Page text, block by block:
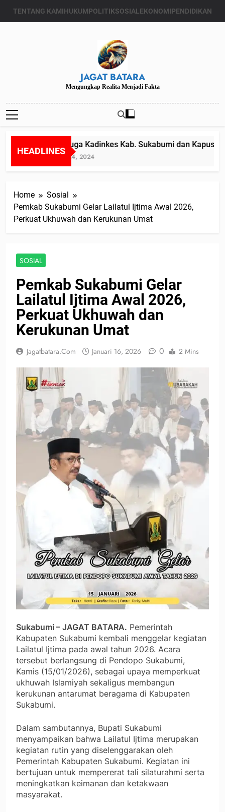
TENTANG KAMIHUKUMPOLITIKSOSIALEKONOMIPENDIDIKAN
JAGAT BATARA
Mengungkap Realita Menjadi Fakta
HEADLINES
Diduga Kadinkes Kab. Sukabumi dan
Juli 24, 2024
Home
Sosial
Pemkab Sukabumi Gelar Lailatul Ijtima Awal 2026,
Perkuat Ukhuwah dan Kerukunan Umat
SOSIAL
Pemkab Sukabumi Gelar
Lailatul Ijtima Awal 2026,
Perkuat Ukhuwah dan
Kerukunan Umat
Jagatbatara.com Januari 16, 2026 0 2 Mins
Sukabumi – JAGAT BATARA. Pemerintah
Kabupaten Sukabumi kembali menggelar kegiatan
Lailatul Ijtima pada awal tahun 2026. Acara
tersebut berlangsung di Pendopo Sukabumi,
Kamis (15/01/2026), sebagai upaya memperkuat
ukhuwah Islamiyah sekaligus membangun
kerukunan antarumat beragama di Kabupaten
Sukabumi.
Dalam sambutannya, Bupati Sukabumi
menyampaikan bahwa Lailatul Ijtima merupakan
kegiatan rutin yang diselenggarakan oleh
Pemerintah Kabupaten Sukabumi. Kegiatan ini
bertujuan untuk mempererat tali silaturahmi serta
meningkatkan keimanan dan ketakwaan
masyarakat.